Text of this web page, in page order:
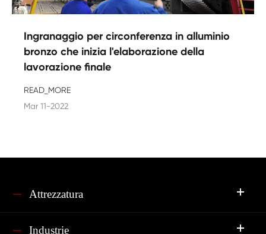
Ingranaggio per circonferenza in alluminio
bronzo che inizia l'elaborazione della
lavorazione finale
READ_MORE
Mar 11-2022
Attrezzatura
Industrie